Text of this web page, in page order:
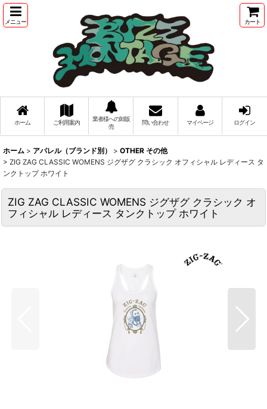
メニュー カート
ホーム ご利用案内
業者様への卸販
売
問い合わせ マイページ ログイン
ホーム > アパレル（ブランド別） > OTHER その他
> ZIG ZAG CLASSIC WOMENS ジグザグ クラシック オフィシャル レディース タ
ンクトップ ホワイト
ZIG ZAG CLASSIC WOMENS ジグザグ クラシック オ
フィシャル レディース タンクトップ ホワイト